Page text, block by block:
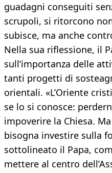
guadagni conseguiti
scrupoli, si ritorcono
subisce, ma anche
Nella sua riflessione, il
sull’importanza delle
tanti progetti di
orientali. «L’Oriente
se lo si conosce:
impoverire la Chiesa.
bisogna investire sulla
sottolineato il Papa,
mettere al centro